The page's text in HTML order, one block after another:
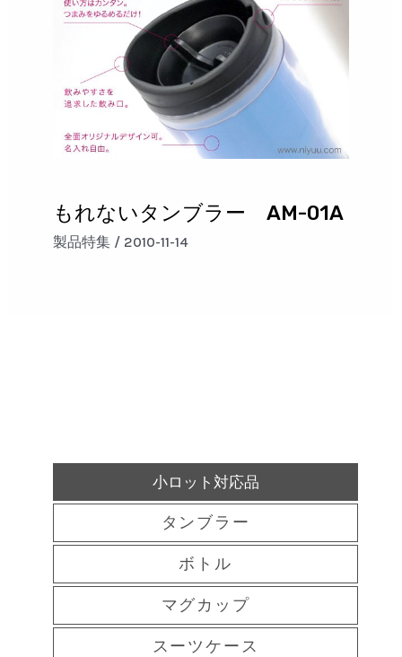
小ロット対応品
タンブラー
ボトル
マグカップ
スーツケース
もれないタンブラー AM-01A
製品特集 / 2010-11-14